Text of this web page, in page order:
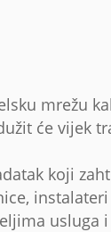
mrežu
će vijek
koji
usluga